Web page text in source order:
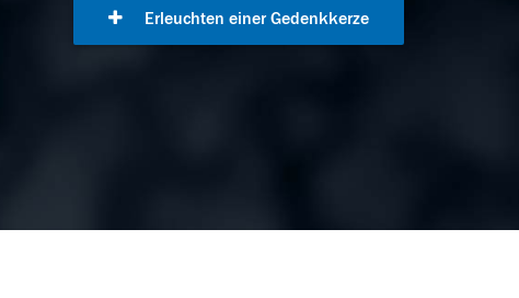
Erleuchten einer Gedenkkerze